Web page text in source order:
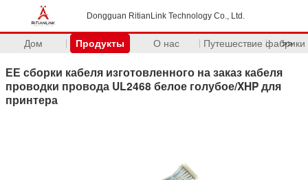
Dongguan RitianLink Technology Co., Ltd.
Дом Продукты О нас Путешествие фабрики
>>
ЕЕ сборки кабеля изготовленного на заказ кабеля
проводки провода UL2468 белое голубое/XHP для
принтера